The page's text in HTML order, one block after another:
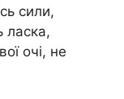
сили,
ласка,
очі, не